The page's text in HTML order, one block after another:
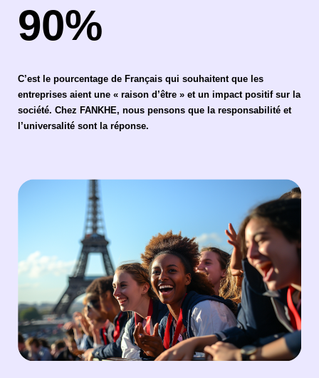
90%
C’est le pourcentage de Français qui souhaitent que les
entreprises aient une « raison d’être » et un impact positif sur la
société. Chez FANKHE, nous pensons que la responsabilité et
l’universalité sont la réponse.